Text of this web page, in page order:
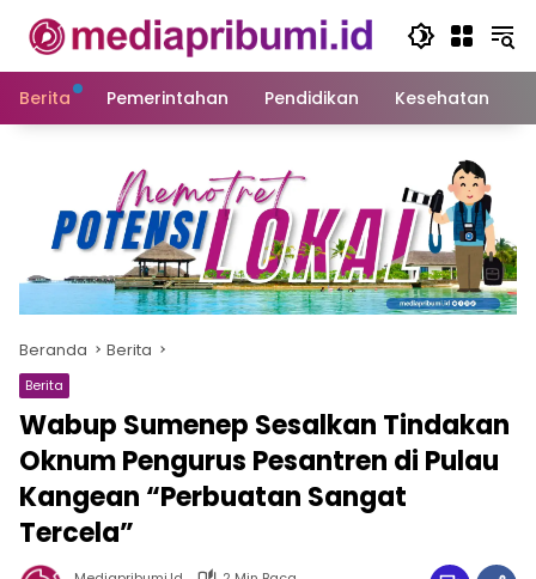
konten
Berita
Pemerintahan Pendidikan Kesehatan
Beranda Berita
Berita
Wabup Sumenep Sesalkan Tindakan
Oknum Pengurus Pesantren di Pulau
Kangean “Perbuatan Sangat
Tercela”